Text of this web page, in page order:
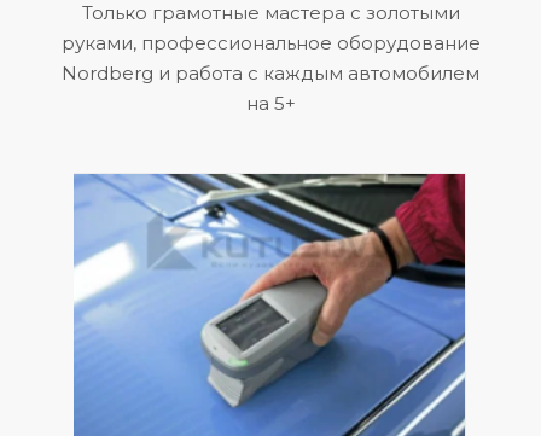
Только грамотные мастера с золотыми
руками, профессиональное оборудование
Nordberg и работа с каждым автомобилем
на 5+